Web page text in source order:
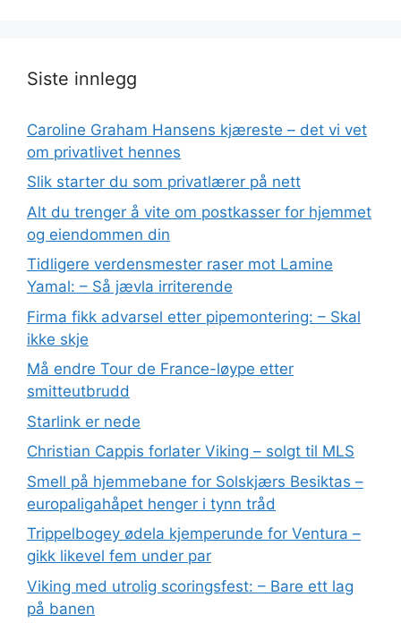
Siste innlegg
Caroline Graham Hansens kjæreste – det vi vet
om privatlivet hennes
Slik starter du som privatlærer på nett
Alt du trenger å vite om postkasser for hjemmet
og eiendommen din
Tidligere verdensmester raser mot Lamine
Yamal: – Så jævla irriterende
Firma fikk advarsel etter pipemontering: – Skal
ikke skje
Må endre Tour de France-løype etter
smitteutbrudd
Starlink er nede
Christian Cappis forlater Viking – solgt til MLS
Smell på hjemmebane for Solskjærs Besiktas –
europaligahåpet henger i tynn tråd
Trippelbogey ødela kjemperunde for Ventura –
gikk likevel fem under par
Viking med utrolig scoringsfest: – Bare ett lag
på banen